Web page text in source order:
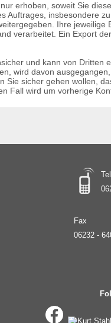
erhoben, soweit Sie
Auftrages, insbesondere
Ihre
verarbeitet. Ein Export
und kann von Dritten
wird davon
Sie sicher gehen wollen,
Fall wird um vorherige
Fax
06232 -